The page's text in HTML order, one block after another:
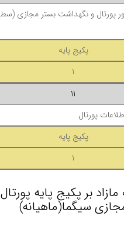
پورتال و نگهداشت بستر مجازی
پکیج پایه
1
11
پورتال
پکیج پایه
1
بر پکیج پایه
سیگما(ماهیانه)